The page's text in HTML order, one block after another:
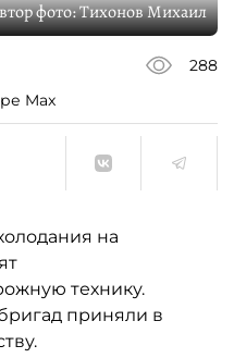
фото:Тихонов Михаил
288
Max
на
технику.
приняли в